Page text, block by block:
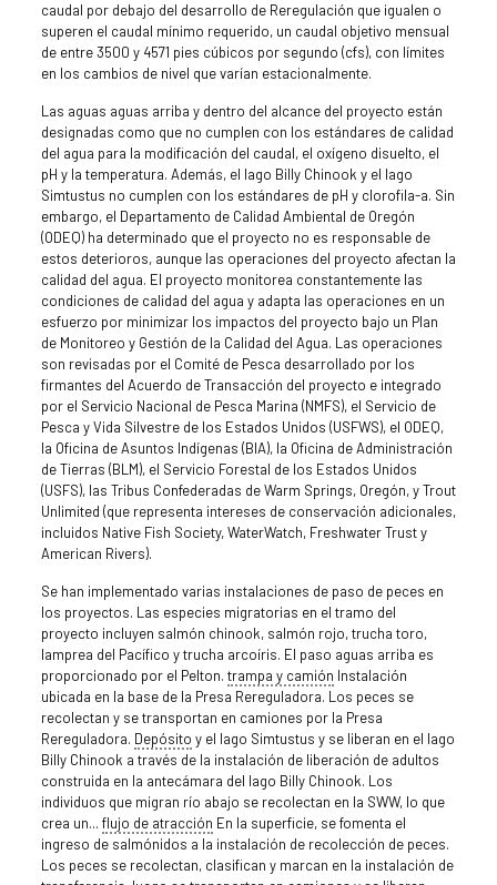
caudal por debajo del desarrollo de Reregulación que igualen o
superen el caudal mínimo requerido, un caudal objetivo mensual
de entre 3500 y 4571 pies cúbicos por segundo (cfs), con límites
en los cambios de nivel que varían estacionalmente.
Las aguas aguas arriba y dentro del alcance del proyecto están
designadas como que no cumplen con los estándares de calidad
del agua para la modificación del caudal, el oxígeno disuelto, el
pH y la temperatura. Además, el lago Billy Chinook y el lago
Simtustus no cumplen con los estándares de pH y clorofila-a. Sin
embargo, el Departamento de Calidad Ambiental de Oregón
(ODEQ) ha determinado que el proyecto no es responsable de
estos deterioros, aunque las operaciones del proyecto afectan la
calidad del agua. El proyecto monitorea constantemente las
condiciones de calidad del agua y adapta las operaciones en un
esfuerzo por minimizar los impactos del proyecto bajo un Plan
de Monitoreo y Gestión de la Calidad del Agua. Las operaciones
son revisadas por el Comité de Pesca desarrollado por los
firmantes del Acuerdo de Transacción del proyecto e integrado
por el Servicio Nacional de Pesca Marina (NMFS), el Servicio de
Pesca y Vida Silvestre de los Estados Unidos (USFWS), el ODEQ,
la Oficina de Asuntos Indígenas (BIA), la Oficina de Administración
de Tierras (BLM), el Servicio Forestal de los Estados Unidos
(USFS), las Tribus Confederadas de Warm Springs, Oregón, y Trout
Unlimited (que representa intereses de conservación adicionales,
incluidos Native Fish Society, WaterWatch, Freshwater Trust y
American Rivers).
Se han implementado varias instalaciones de paso de peces en
los proyectos. Las especies migratorias en el tramo del
proyecto incluyen salmón chinook, salmón rojo, trucha toro,
lamprea del Pacífico y trucha arcoíris. El paso aguas arriba es
proporcionado por el Pelton. trampa y camión Instalación
ubicada en la base de la Presa Rereguladora. Los peces se
recolectan y se transportan en camiones por la Presa
Rereguladora. Depósito y el lago Simtustus y se liberan en el lago
Billy Chinook a través de la instalación de liberación de adultos
construida en la antecámara del lago Billy Chinook. Los
individuos que migran río abajo se recolectan en la SWW, lo que
crea un... flujo de atracción En la superficie, se fomenta el
ingreso de salmónidos a la instalación de recolección de peces.
Los peces se recolectan, clasifican y marcan en la instalación de